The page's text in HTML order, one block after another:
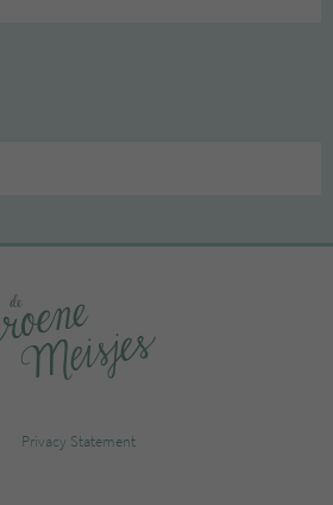
Privacy Statement